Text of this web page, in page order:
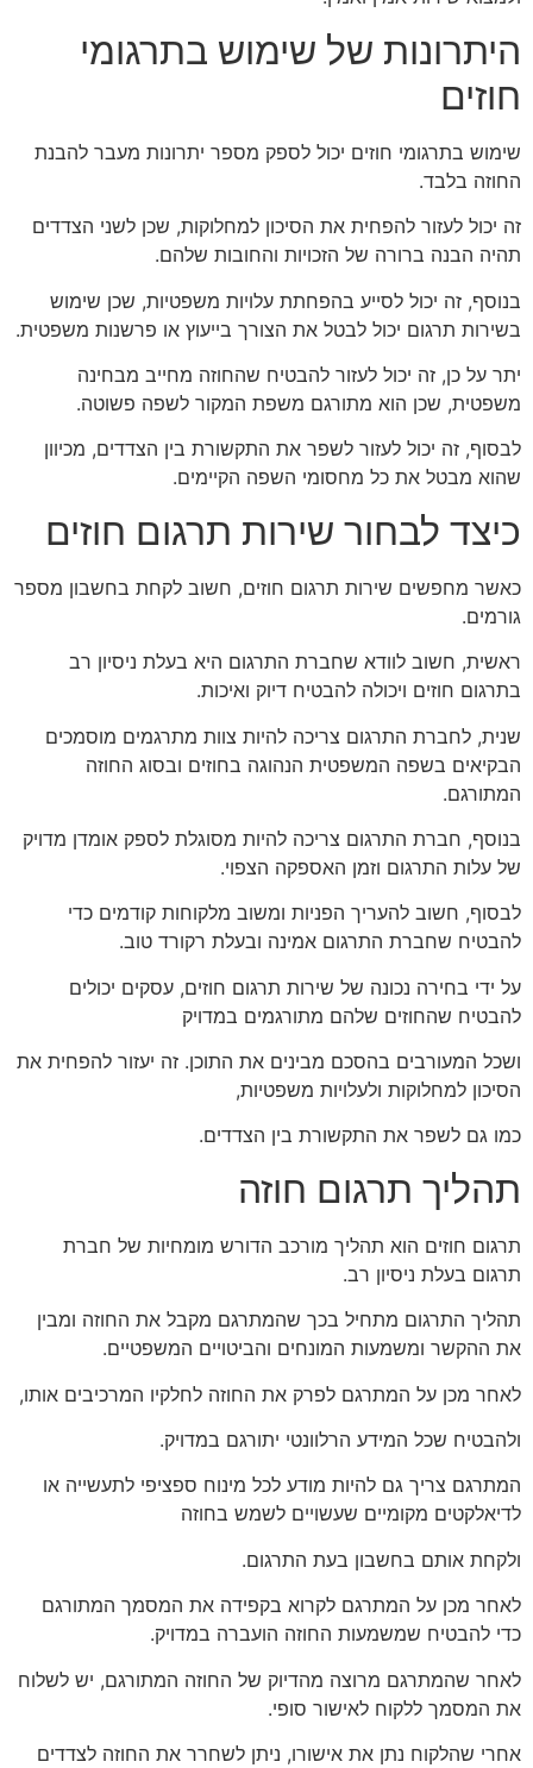
היתרונות של שימוש בתרגומי
חוזים
שימוש בתרגומי חוזים יכול לספק מספר יתרונות מעבר להבנת
החוזה בלבד.
זה יכול לעזור להפחית את הסיכון למחלוקות, שכן לשני הצדדים
תהיה הבנה ברורה של הזכויות והחובות שלהם.
בנוסף, זה יכול לסייע בהפחתת עלויות משפטיות, שכן שימוש
בשירות תרגום יכול לבטל את הצורך בייעוץ או פרשנות משפטית.
יתר על כן, זה יכול לעזור להבטיח שהחוזה מחייב מבחינה
משפטית, שכן הוא מתורגם משפת המקור לשפה פשוטה.
לבסוף, זה יכול לעזור לשפר את התקשורת בין הצדדים, מכיוון
שהוא מבטל את כל מחסומי השפה הקיימים.
כיצד לבחור שירות תרגום חוזים
כאשר מחפשים שירות תרגום חוזים, חשוב לקחת בחשבון מספר
גורמים.
ראשית, חשוב לוודא שחברת התרגום היא בעלת ניסיון רב
בתרגום חוזים ויכולה להבטיח דיוק ואיכות.
שנית, לחברת התרגום צריכה להיות צוות מתרגמים מוסמכים
הבקיאים בשפה המשפטית הנהוגה בחוזים ובסוג החוזה
המתורגם.
בנוסף, חברת התרגום צריכה להיות מסוגלת לספק אומדן מדויק
של עלות התרגום וזמן האספקה הצפוי.
לבסוף, חשוב להעריך הפניות ומשוב מלקוחות קודמים כדי
להבטיח שחברת התרגום אמינה ובעלת רקורד טוב.
על ידי בחירה נכונה של שירות תרגום חוזים, עסקים יכולים
להבטיח שהחוזים שלהם מתורגמים במדויק
ושכל המעורבים בהסכם מבינים את התוכן. זה יעזור להפחית את
הסיכון למחלוקות ולעלויות משפטיות,
כמו גם לשפר את התקשורת בין הצדדים.
תהליך תרגום חוזה
תרגום חוזים הוא תהליך מורכב הדורש מומחיות של חברת
תרגום בעלת ניסיון רב.
תהליך התרגום מתחיל בכך שהמתרגם מקבל את החוזה ומבין
את ההקשר ומשמעות המונחים והביטויים המשפטיים.
לאחר מכן על המתרגם לפרק את החוזה לחלקיו המרכיבים אותו,
ולהבטיח שכל המידע הרלוונטי יתורגם במדויק.
המתרגם צריך גם להיות מודע לכל מינוח ספציפי לתעשייה או
לדיאלקטים מקומיים שעשויים לשמש בחוזה
ולקחת אותם בחשבון בעת התרגום.
לאחר מכן על המתרגם לקרוא בקפידה את המסמך המתורגם
כדי להבטיח שמשמעות החוזה הועברה במדויק.
לאחר שהמתרגם מרוצה מהדיוק של החוזה המתורגם, יש לשלוח
את המסמך ללקוח לאישור סופי.
אחרי שהלקוח נתן את אישורו, ניתן לשחרר את החוזה לצדדים